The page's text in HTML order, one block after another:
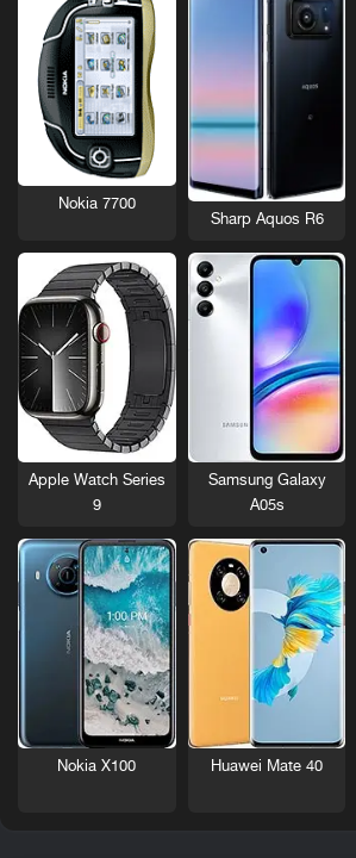
Sharp Aquos R6
Nokia 7700
Samsung Galaxy
A05s
Apple Watch Series
9
Huawei Mate 40
Nokia X100